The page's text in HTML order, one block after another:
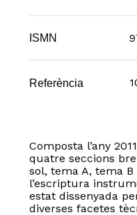
ISMN
Referència
Composta l’any
quatre seccions
sol, tema A, tema
l’escriptura
estat dissenyada
diverses facetes